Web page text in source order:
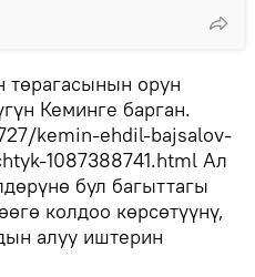
төрагасынын орун
Кеминге барган.
kemin-ehdil-bajsalov-
1087388741.html Ал
бул багыттагы
колдоо көрсөтүүнү,
алуу иштерин